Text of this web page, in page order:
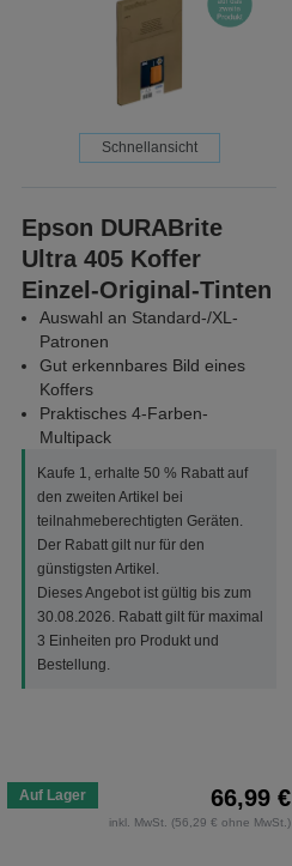
Schnellansicht
Epson DURABrite
Ultra 405 Koffer
Einzel-Original-Tinten
Auswahl an Standard-/XL-
Patronen
Gut erkennbares Bild eines
Koffers
Praktisches 4-Farben-
Multipack
Kaufe 1, erhalte 50 % Rabatt auf
den zweiten Artikel bei
teilnahmeberechtigten Geräten.
Der Rabatt gilt nur für den
günstigsten Artikel.
Dieses Angebot ist gültig bis zum
30.08.2026. Rabatt gilt für maximal
3 Einheiten pro Produkt und
Bestellung.
Auf Lager 66,99 €
inkl. MwSt. (56,29 € ohne MwSt.)